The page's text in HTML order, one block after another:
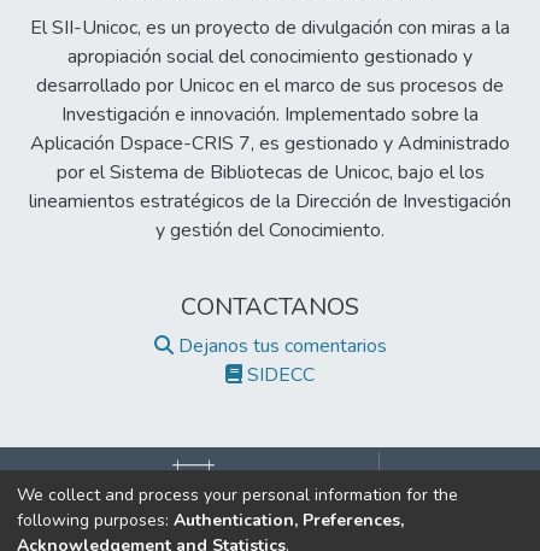
El SII-Unicoc, es un proyecto de divulgación con miras a la
apropiación social del conocimiento gestionado y
desarrollado por Unicoc en el marco de sus procesos de
Investigación e innovación. Implementado sobre la
Aplicación Dspace-CRIS 7, es gestionado y Administrado
por el Sistema de Bibliotecas de Unicoc, bajo el los
lineamientos estratégicos de la Dirección de Investigación
y gestión del Conocimiento.
CONTACTANOS
Dejanos tus comentarios
SIDECC
©2017 Todos los derechos reservados.
We collect and process your personal information for the
following purposes: Authentication, Preferences,
Acknowledgement and Statistics.